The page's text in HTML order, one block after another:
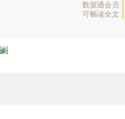
数据通会员
可畅读全文